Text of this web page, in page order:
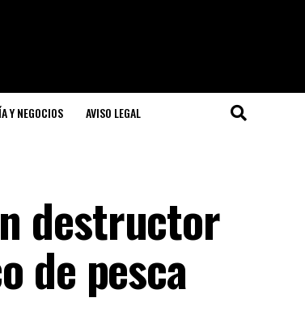
Y NEGOCIOS AVISO LEGAL
destructor
de pesca